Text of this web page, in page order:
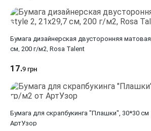
Бумага дизайнерская двусторонняя
см, 200 г/м2, Rosa Talent
17.9 грн
Бумага для скрапбукинга "Плашки", 30*30 см
АртУзор